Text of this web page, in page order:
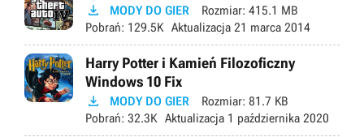
 MODY DO GIER Rozmiar: 415.1 MB
Pobrań: 129.5K Aktualizacja 21 marca 2014
Harry Potter i Kamień Filozoficzny
Windows 10 Fix
 MODY DO GIER Rozmiar: 81.7 KB
Pobrań: 32.3K Aktualizacja 1 października 2020